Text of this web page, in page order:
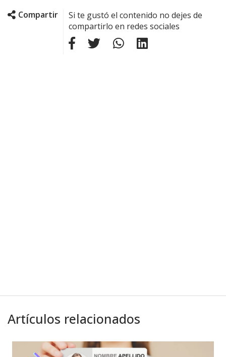
Compartir
Si te gustó el contenido no dejes de
compartirlo en redes sociales
Artículos relacionados